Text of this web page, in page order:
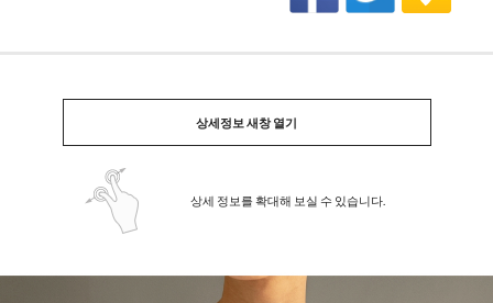
상세정보 새창 열기
상세 정보를 확대해 보실 수 있습니다.